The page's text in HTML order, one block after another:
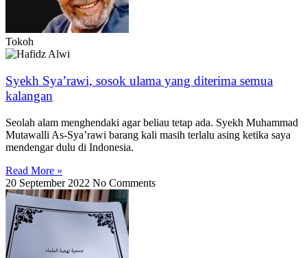
Tokoh
Syekh Sya’rawi, sosok ulama yang diterima semua
kalangan
Seolah alam menghendaki agar beliau tetap ada. Syekh Muhammad
Mutawalli As-Sya’rawi barang kali masih terlalu asing ketika saya
mendengar dulu di Indonesia.
Read More »
20 September 2022 No Comments